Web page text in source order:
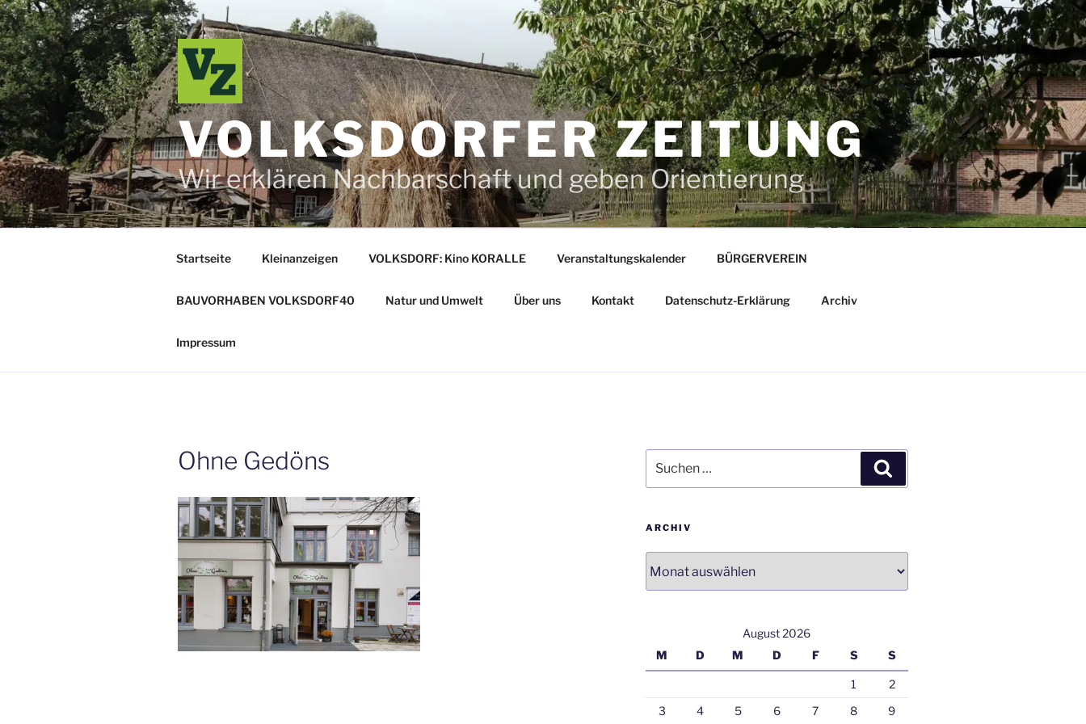
Zum
Inhalt
springen
VOLKSDORFER ZEITUNG
Wir erklären Nachbarschaft und geben Orientierung
Startseite Kleinanzeigen VOLKSDORF: Kino KORALLE Veranstaltungskalender BÜRGERVEREIN
BAUVORHABEN VOLKSDORF40 Natur und Umwelt Über uns Kontakt Datenschutz-Erklärung Archiv
Impressum
Ohne Gedöns
nach:
ARCHIV
August 2026
M
D M D F S S
1
2
3
4 5 6 7 8 9